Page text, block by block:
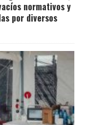
normativos y
por diversos